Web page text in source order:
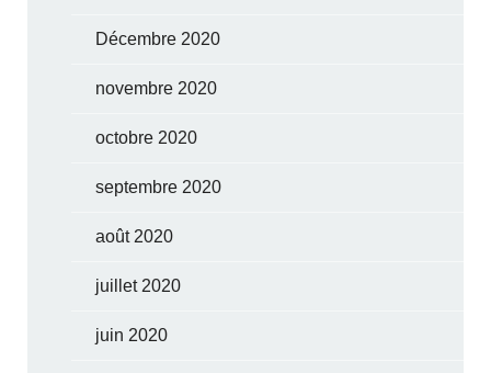
Décembre 2020
novembre 2020
octobre 2020
septembre 2020
août 2020
juillet 2020
juin 2020